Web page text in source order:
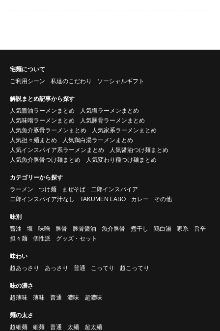
宅麺について
ご利用シーン
私達のこだわり ソーシャルギフト
解説まとめ記事から探す
人気醤油ラーメンまとめ
人気塩ラーメンまとめ
人気味噌ラーメンまとめ
人気豚骨ラーメンまとめ
人気魚介豚骨ラーメンまとめ
人気家系ラーメンまとめ
人気担々麺まとめ
人気鶏白湯ラーメンまとめ
人気インスパイア系ラーメンまとめ
人気醤油つけ麺まとめ
人気魚介豚骨つけ麺まとめ
人気変わり種つけ麺まとめ
カテゴリーから探す
ラーメン
つけ麺 まぜそば
二郎インスパイア
二郎インスパイア汁なし
TAKUMEN LABO カレー その他
味別
醤油
塩 味噌 豚骨 豚骨醤油 魚介豚骨 煮干し 鶏白湯 家系
旨辛
担々麺
個性派 グッズ・セット
味わい
超あっさり
あっさり 普通 こってり 超こってり
味の濃さ
超薄味
薄味 普通 濃味 超濃味
麺の太さ
超細麺
細麺 普通 太麺 超太麺